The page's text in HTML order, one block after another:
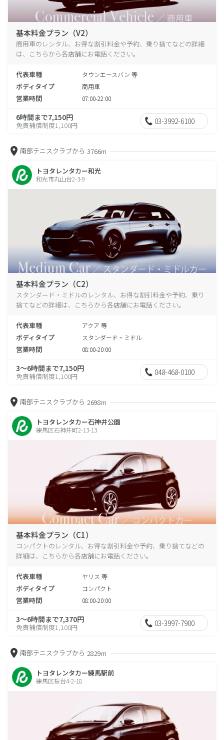
基本料金プラン（V2）
商用車のレンタル、お得な割引料金や予約、乗り捨てなどの詳細
は、こちらから各店舗にお電話ください。
代表車種 タウンエースバン 等
ボディタイプ 商用車
営業時間 07:00-22:00
6時間まで7,150円
免責補償制度1,100円 03-3992-6100
南部テニスクラブから 3766m
トヨタレンタカー和光
和光市丸山台2-3-9
基本料金プラン（C2）
スタンダード・ミドルのレンタル、お得な割引料金や予約、乗り
捨てなどの詳細は、こちらから各店舗にお電話ください。
代表車種 アクア 等
ボディタイプ スタンダード・ミドル
営業時間 08:00-20:00
3～6時間まで7,150円
免責補償制度1,100円 048-468-0100
南部テニスクラブから 2698m
トヨタレンタカー石神井公園
練馬区石神井町2-13-13
基本料金プラン（C1）
コンパクトのレンタル、お得な割引料金や予約、乗り捨てなどの
詳細は、こちらから各店舗にお電話ください。
代表車種 ヤリス 等
ボディタイプ コンパクト
営業時間 08:00-20:00
3～6時間まで7,370円
免責補償制度1,100円 03-3997-7900
南部テニスクラブから 2829m
トヨタレンタカー練馬駅前
練馬区桜台4-2-18